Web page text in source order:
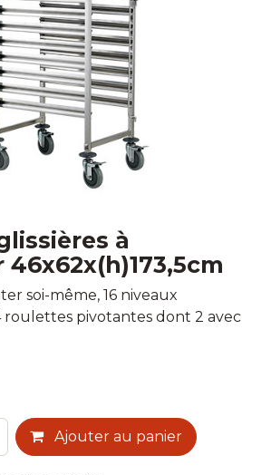
à
soi-même, 16 niveaux
pivotantes dont 2 avec
Ajouter au panier